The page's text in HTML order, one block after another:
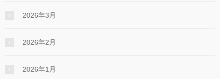
2026年3月
2026年2月
2026年1月